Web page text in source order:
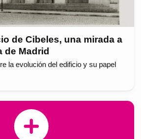
de Cibeles, una mirada a
de Madrid
la evolución del edificio y su papel